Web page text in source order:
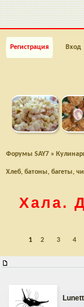
Регистрация Вход
Форумы SAY7 »
Хлеб, батоны, багеты,
Хала.
1 2 3 4